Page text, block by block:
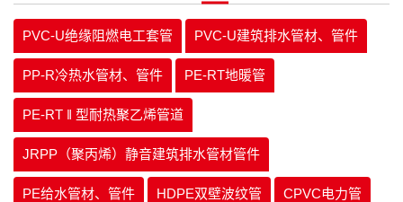
PVC-U绝缘阻燃电工套管 PVC-U建筑排水管材、管件
PP-R冷热水管材、管件 PE-RT地暖管
PE-RT ‖ 型耐热聚乙烯管道
JRPP（聚丙烯）静音建筑排水管材管件
PE给水管材、管件 HDPE双壁波纹管 CPVC电力管